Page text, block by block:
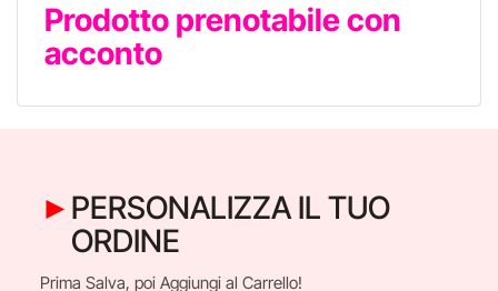
Prodotto prenotabile con
acconto
PERSONALIZZA IL TUO
ORDINE
Prima Salva, poi Aggiungi al Carrello!